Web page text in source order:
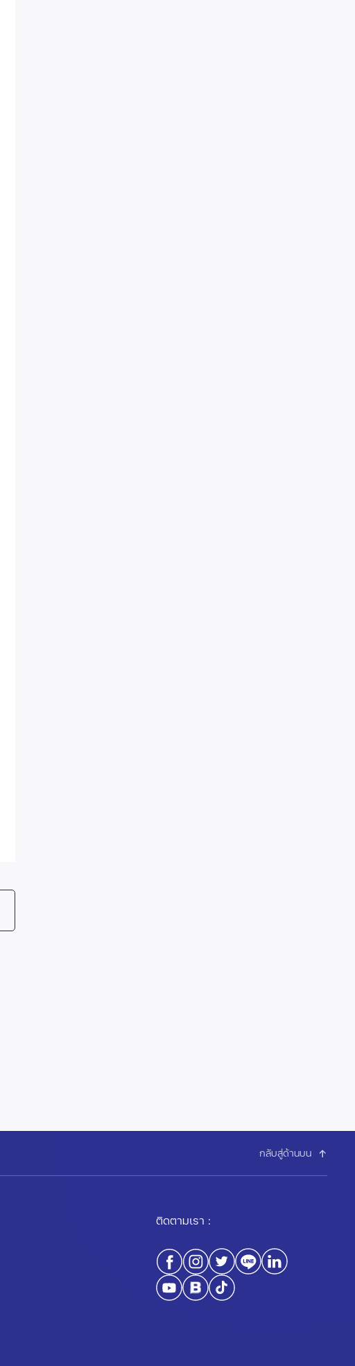
กลับสู่ด้านบน
ติดตามเรา :